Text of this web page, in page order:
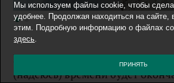
Ну а «наша» статуэтка,
(надеюсь) времени будет
Мы используем файлы cookie, чтобы
удобнее. Продолжая находиться на сайте,
этим. Подробную информацию о файлах
здесь.
ПРИНЯТЬ